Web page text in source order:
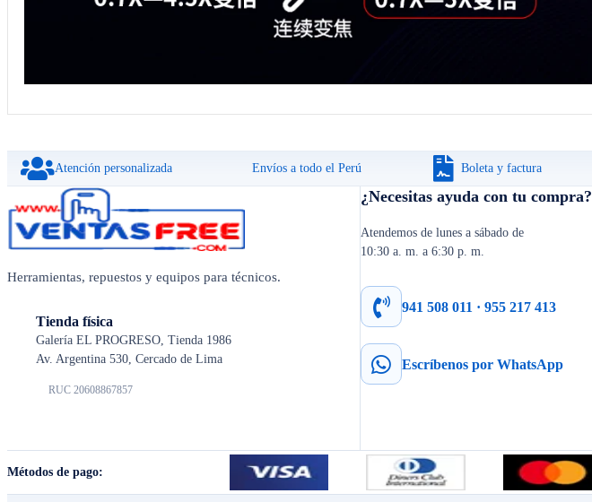
Atención personalizada Envíos a todo el Perú Boleta y factura
Herramientas, repuestos y equipos para técnicos.
Tienda física
Galería EL PROGRESO, Tienda 1986
Av. Argentina 530, Cercado de Lima
RUC 20608867857
¿Necesitas ayuda con tu compra?
Atendemos de lunes a sábado de
10:30 a. m. a 6:30 p. m.
941 508 011 · 955 217 413
Escríbenos por WhatsApp
Métodos de pago: